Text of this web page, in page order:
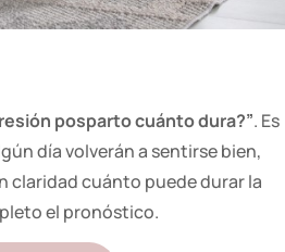
posparto cuánto dura?”. Es
día volverán a sentirse bien,
claridad cuánto puede durar la
el pronóstico.